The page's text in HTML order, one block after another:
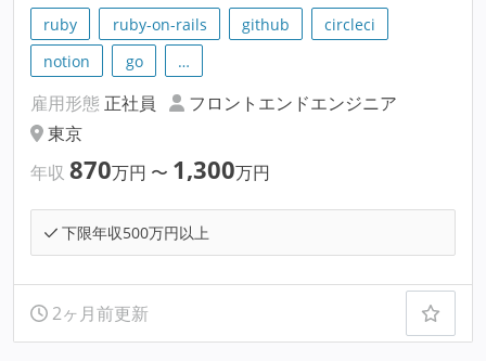
ruby ruby-on-rails github
circleci
notion
go …
雇用形態 正社員
フロントエンドエンジニア
東京
年収 870万円 〜 1,300万円
下限年収500万円以上
2ヶ月前更新